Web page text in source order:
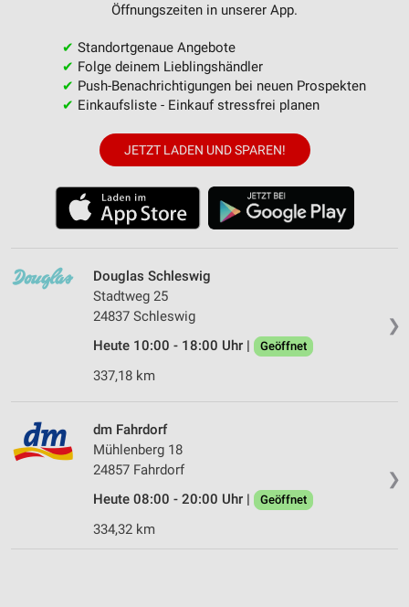
Öffnungszeiten in unserer App.
✔ Standortgenaue Angebote
✔ Folge deinem Lieblingshändler
✔ Push-Benachrichtigungen bei neuen Prospekten
✔ Einkaufsliste - Einkauf stressfrei planen
JETZT LADEN UND SPAREN!
❯
Douglas Schleswig
Stadtweg 25
24837 Schleswig
Heute 10:00 - 18:00 Uhr |
Geöffnet
337,18 km
❯
dm Fahrdorf
Mühlenberg 18
24857 Fahrdorf
Heute 08:00 - 20:00 Uhr |
Geöffnet
334,32 km